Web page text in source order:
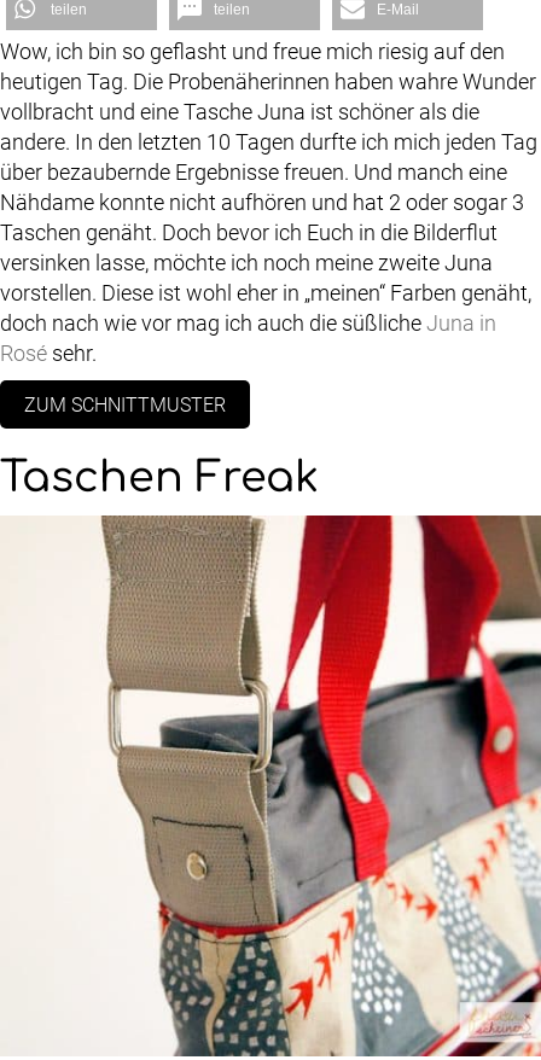
teilen teilen E-Mail
Wow, ich bin so geflasht und freue mich riesig auf den
heutigen Tag. Die Probenäherinnen haben wahre Wunder
vollbracht und eine Tasche Juna ist schöner als die
andere. In den letzten 10 Tagen durfte ich mich jeden Tag
über bezaubernde Ergebnisse freuen. Und manch eine
Nähdame konnte nicht aufhören und hat 2 oder sogar 3
Taschen genäht. Doch bevor ich Euch in die Bilderflut
versinken lasse, möchte ich noch meine zweite Juna
vorstellen. Diese ist wohl eher in „meinen“ Farben genäht,
doch nach wie vor mag ich auch die süßlicheJuna in
Rosé sehr.
ZUM SCHNITTMUSTER
Taschen Freak